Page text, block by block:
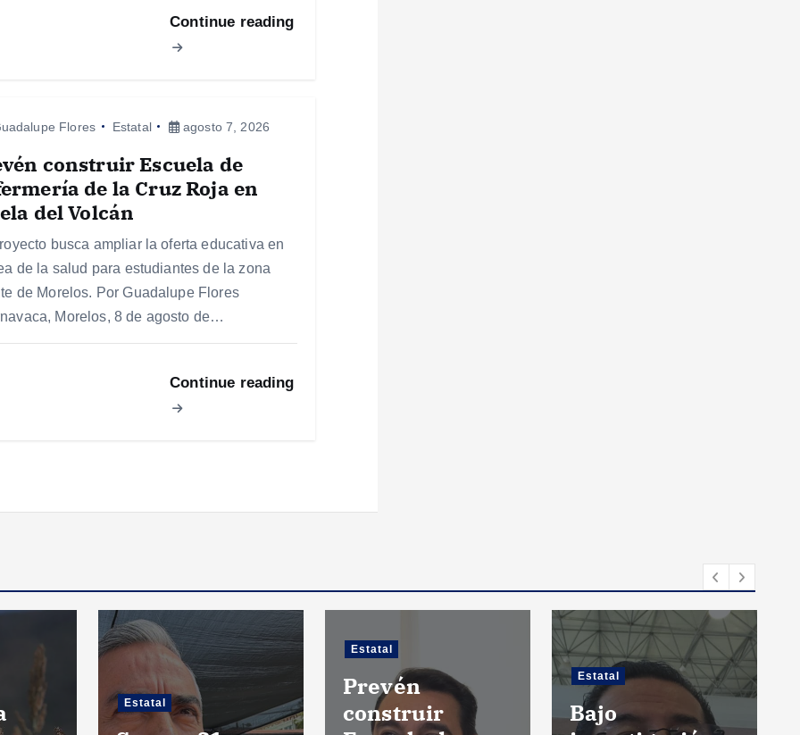
Continue reading
Flores Estatal agosto 7, 2026
construir Escuela de
de la Cruz Roja en
del Volcán
busca ampliar la oferta educativa en
de la salud para estudiantes de la zona
de Morelos. Por Guadalupe Flores
Morelos, 8 de agosto de…
Continue reading
Estatal
Estatal
Prevén
construir
Estatal
Bajo